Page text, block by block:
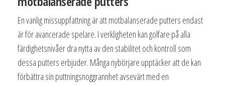
En vanlig missuppfattning är att motbalanserade putters endast
är för avancerade spelare. I verkligheten kan golfare på alla
färdighetsnivåer dra nytta av den stabilitet och kontroll som
dessa putters erbjuder. Många nybörjare upptäcker att de kan
förbättra sin puttningsnoggrannhet avsevärt med en